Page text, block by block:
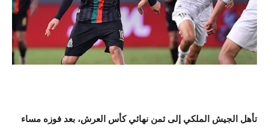
تأهل الجيش الملكي إلى ثمن نهائي كأس العرش، بعد فوزه مساء